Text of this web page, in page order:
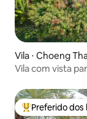
Vila ⋅ Choeng
Vila com vista
Entre os
Preferido dos